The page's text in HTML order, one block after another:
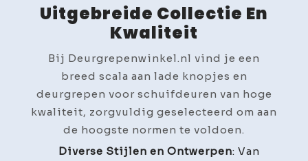
Uitgebreide Collectie En
Kwaliteit
Bij Deurgrepenwinkel.nl vind je een
breed scala aan lade knopjes en
deurgrepen voor schuifdeuren van hoge
kwaliteit, zorgvuldig geselecteerd om aan
de hoogste normen te voldoen.
Diverse Stijlen en Ontwerpen: Van